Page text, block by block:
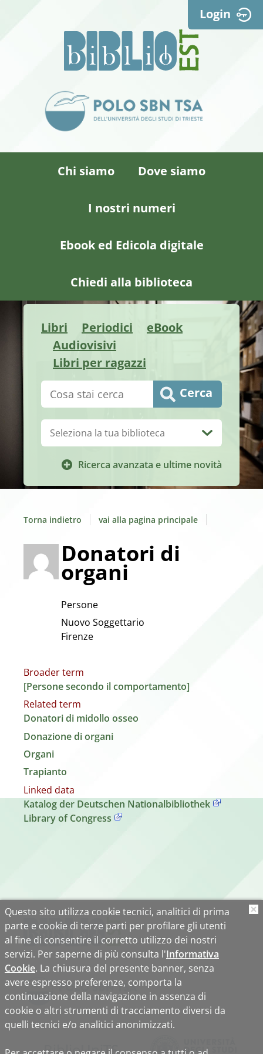
Login
Chi siamo Dove siamo
I nostri numeri
Ebook ed Edicola digitale
Chiedi alla biblioteca
Libri Periodici
eBook
Audiovisivi
Libri per ragazzi
Cerca su "Catalogo" Cerca
Ricerca avanzata e ultime novità
Biblioteca:
Torna indietro vai alla pagina principale
Donatori di
organi
Persone
Nuovo Soggettario
Firenze
Broader term
[Persone secondo il comportamento]
Related term
Donatori di midollo osseo
Donazione di organi
Organi
Trapianto
Linked data
Katalog der Deutschen Nationalbibliothek
Library of Congress
BiblioUniTS
Questo sito utilizza cookie tecnici, analitici di prima
parte e cookie di terze parti per profilare gli utenti
al fine di consentire il corretto utilizzo dei nostri
servizi. Per saperne di più consulta l'Informativa
Cookie. La chiusura del presente banner, senza
avere espresso preferenze, comporta la
continuazione della navigazione in assenza di
cookie o altri strumenti di tracciamento diversi da
quelli tecnici e/o analitici anonimizzati.